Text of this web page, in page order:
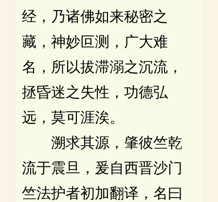
经，乃诸佛如来秘密之
藏，神妙叵测，广大难
名，所以拔滞溺之沉流，
拯昏迷之失性，功德弘
远，莫可涯涘。
溯求其源，肇彼竺乾
流于震旦，爰自西晋沙门
竺法护者初加翻译，名曰